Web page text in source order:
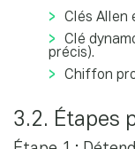
Clés Allen
Clé
précis).
Chiffon
3.2. Étapes